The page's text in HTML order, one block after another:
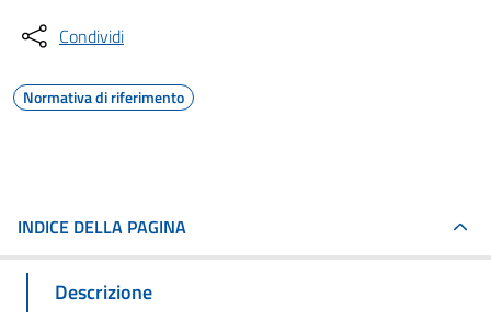
Condividi
Normativa di riferimento
INDICE DELLA PAGINA
Descrizione